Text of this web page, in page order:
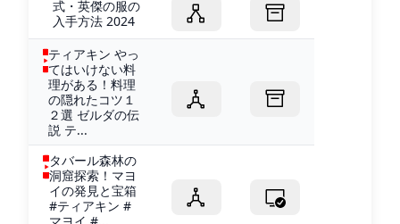
式・英傑の服の
入手方法 2024
ティアキン やっ
てはいけない料
理がある！料理
の隠れたコツ１
２選 ゼルダの伝
説 テ...
タバール森林の
洞窟探索！マヨ
イの発見と宝箱
#ティアキン #